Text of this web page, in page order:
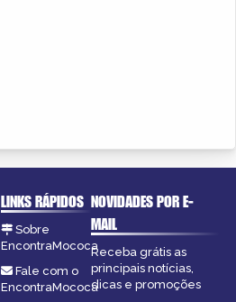
LINKS RÁPIDOS
Sobre
EncontraMococa
Fale com o
EncontraMococa
NOVIDADES POR E-
MAIL
Receba grátis as
principais notícias,
dicas e promoções